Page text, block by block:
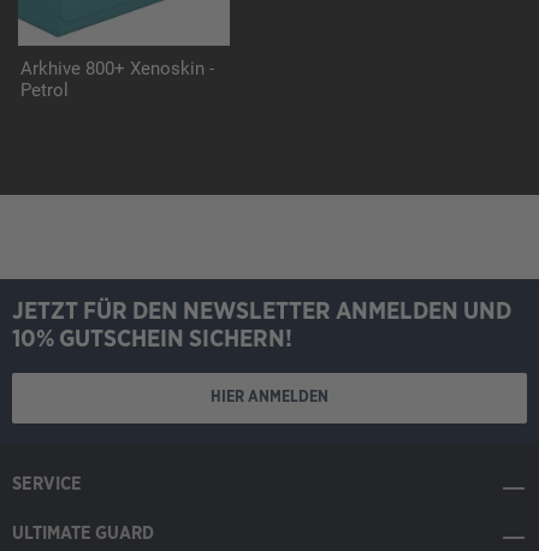
Arkhive 800+ Xenoskin -
Petrol
JETZT FÜR DEN NEWSLETTER ANMELDEN UND
10% GUTSCHEIN SICHERN!
HIER ANMELDEN
SERVICE
ULTIMATE GUARD